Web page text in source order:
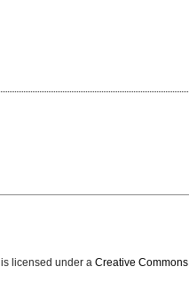
is licensed under a Creative Commons